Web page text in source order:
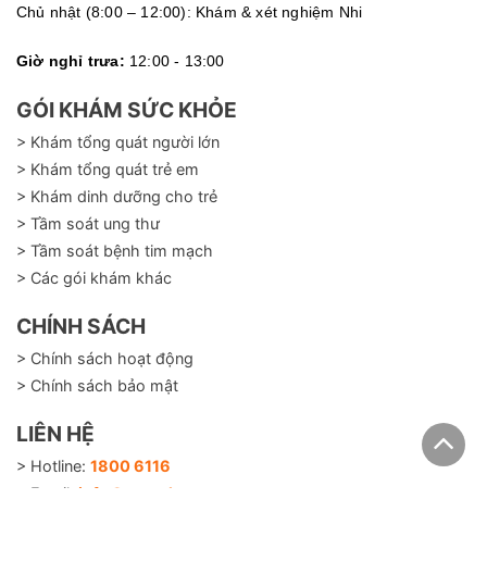
Chủ nhật (8:00 – 12:00): Khám & xét nghiệm Nhi
Giờ nghỉ trưa: 12:00 - 13:00
GÓI KHÁM SỨC KHỎE
> Khám tổng quát người lớn
> Khám tổng quát trẻ em
> Khám dinh dưỡng cho trẻ
> Tầm soát ung thư
> Tầm soát bệnh tim mạch
> Các gói khám khác
CHÍNH SÁCH
> Chính sách hoạt động
> Chính sách bảo mật
LIÊN HỆ
> Hotline: 1800 6116
> Email: info@careplusvn.com